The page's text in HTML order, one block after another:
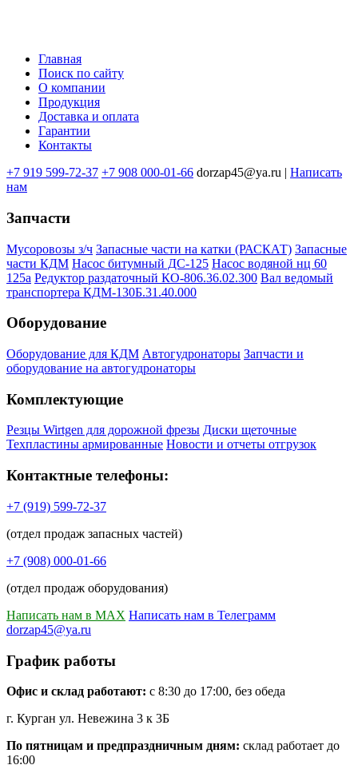
Меню
подвале
Главная
Поиск по сайту
О компании
Продукция
Доставка и оплата
Гарантии
Контакты
+7 919 599-72-37 +7 908 000-01-66 dorzap45@ya.ru | Написать
нам
Запчасти
Мусоровозы з/ч Запасные части на катки (РАСКАТ) Запасные
части КДМ Насос битумный ДС-125 Насос водяной нц 60
125а Редуктор раздаточный КО-806.36.02.300 Вал ведомый
транспортера КДМ-130Б.31.40.000
Оборудование
Оборудование для КДМ Автогудронаторы Запчасти и
оборудование на автогудронаторы
Комплектующие
Резцы Wirtgen для дорожной фрезы Диски щеточные
Техпластины армированные Новости и отчеты отгрузок
Контактные телефоны:
+7 (919) 599-72-37
(отдел продаж запасных частей)
+7 (908) 000-01-66
(отдел продаж оборудования)
Написать нам в MAX Написать нам в Телеграмм
dorzap45@ya.ru
График работы
Офис и склад работают: с 8:30 до 17:00, без обеда
г. Курган ул. Невежина 3 к 3Б
По пятницам и предпраздничным дням: склад работает до
16:00